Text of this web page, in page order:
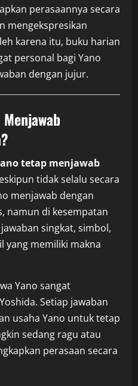
perasaannya secara
mengekspresikan
karena itu, buku harian
personal bagi Yano
dengan jujur.
tetap menjawab
tidak selalu secara
menjawab dengan
namun di kesempatan
singkat, simbol,
yang memiliki makna
Yano sangat
Setiap jawaban
usaha Yano untuk tetap
sedang ragu atau
perasaan secara